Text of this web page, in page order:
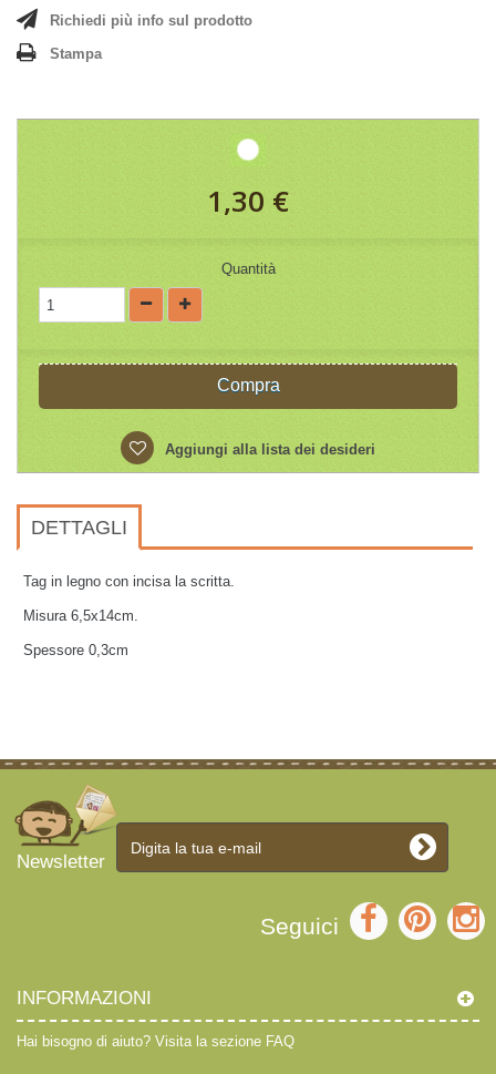
Richiedi più info sul prodotto
Stampa
1,30 €
Quantità
Compra
Aggiungi alla lista dei desideri
DETTAGLI
Tag in legno con incisa la scritta.
Misura 6,5x14cm.
Spessore 0,3cm
Newsletter
Seguici
INFORMAZIONI
Hai bisogno di aiuto? Visita la sezione FAQ